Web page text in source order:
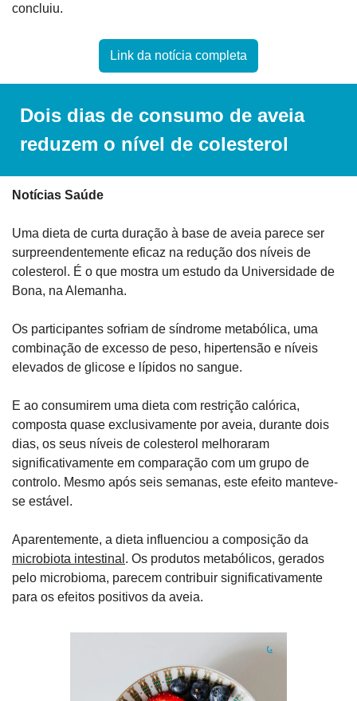
concluiu.
Link da notícia completa
Dois dias de consumo de aveia
reduzem o nível de colesterol
Notícias Saúde
Uma dieta de curta duração à base de aveia parece ser
surpreendentemente eficaz na redução dos níveis de
colesterol. É o que mostra um estudo da Universidade de
Bona, na Alemanha.
Os participantes sofriam de síndrome metabólica, uma
combinação de excesso de peso, hipertensão e níveis
elevados de glicose e lípidos no sangue.
E ao consumirem uma dieta com restrição calórica,
composta quase exclusivamente por aveia, durante dois
dias, os seus níveis de colesterol melhoraram
significativamente em comparação com um grupo de
controlo. Mesmo após seis semanas, este efeito manteve-
se estável.
microbiota intestinal . Os produtos metabólicos, gerados
pelo microbioma, parecem contribuir significativamente
para os efeitos positivos da aveia.